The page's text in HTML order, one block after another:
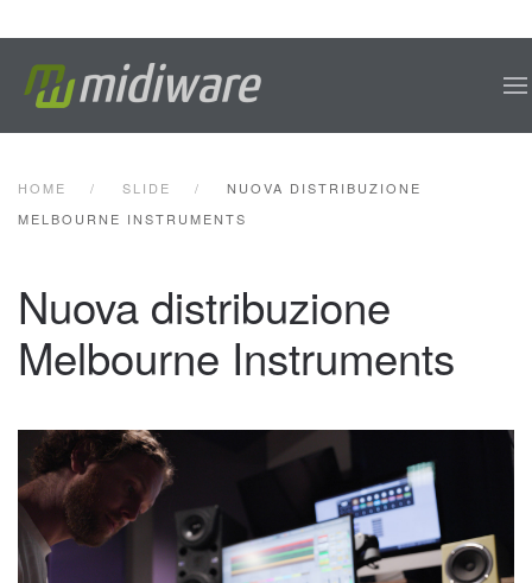
HOME SLIDE
NUOVA DISTRIBUZIONE
MELBOURNE INSTRUMENTS
Nuova distribuzione
Melbourne Instruments